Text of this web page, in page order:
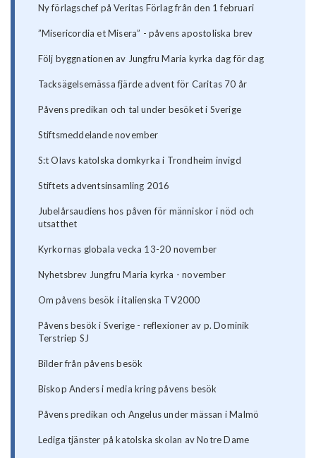
Ny förlagschef på Veritas Förlag från den 1 februari
”Misericordia et Misera” - påvens apostoliska brev
Följ byggnationen av Jungfru Maria kyrka dag för dag
Tacksägelsemässa fjärde advent för Caritas 70 år
Påvens predikan och tal under besöket i Sverige
Stiftsmeddelande november
S:t Olavs katolska domkyrka i Trondheim invigd
Stiftets adventsinsamling 2016
Jubelårsaudiens hos påven för människor i nöd och
utsatthet
Kyrkornas globala vecka 13-20 november
Nyhetsbrev Jungfru Maria kyrka - november
Om påvens besök i italienska TV2000
Påvens besök i Sverige - reflexioner av p. Dominik
Terstriep SJ
Bilder från påvens besök
Biskop Anders i media kring påvens besök
Påvens predikan och Angelus under mässan i Malmö
Lediga tjänster på katolska skolan av Notre Dame